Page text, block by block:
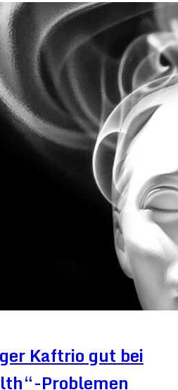
Kaftrio gut bei
Problemen